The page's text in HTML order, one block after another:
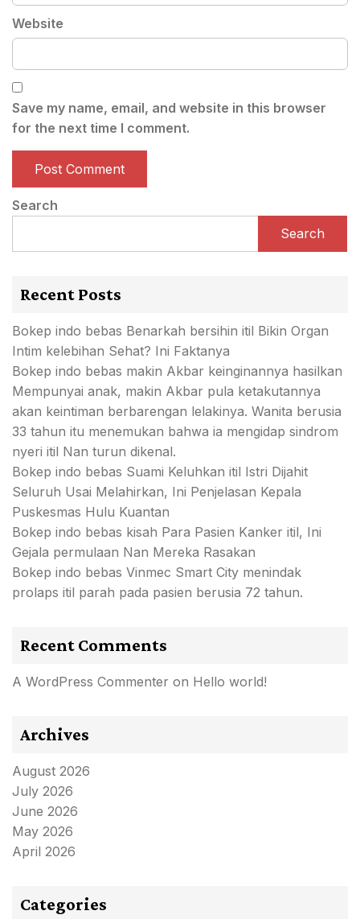
Website
Save my name, email, and website in this browser
for the next time I comment.
Search
Search
Recent Posts
Bokep indo bebas Benarkah bersihin itil Bikin Organ
Intim kelebihan Sehat? Ini Faktanya
Bokep indo bebas makin Akbar keinginannya hasilkan
Mempunyai anak, makin Akbar pula ketakutannya
akan keintiman berbarengan lelakinya. Wanita berusia
33 tahun itu menemukan bahwa ia mengidap sindrom
nyeri itil Nan turun dikenal.
Bokep indo bebas Suami Keluhkan itil Istri Dijahit
Seluruh Usai Melahirkan, Ini Penjelasan Kepala
Puskesmas Hulu Kuantan
Bokep indo bebas kisah Para Pasien Kanker itil, Ini
Gejala permulaan Nan Mereka Rasakan
Bokep indo bebas Vinmec Smart City menindak
prolaps itil parah pada pasien berusia 72 tahun.
Recent Comments
A WordPress Commenter on Hello world!
Archives
August 2026
July 2026
June 2026
May 2026
April 2026
Categories